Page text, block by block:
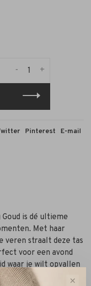
+
-
Pinterest E-mail
Goud is dé ultieme
Met haar
veren straalt deze tas
voor een avond
waar je wilt opvallen
✕